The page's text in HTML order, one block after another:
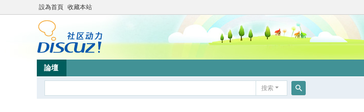
設為首頁 收藏本站
論壇
搜索